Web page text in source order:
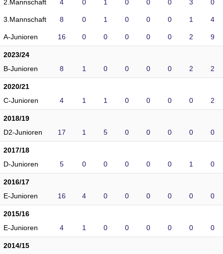
2.Mannschaft
4 0 1 0 0 0 3 0
3.Mannschaft 8 0 1 0 0 0 1 4
A-Junioren 16 0 0 0 0 0 2 9
2023/24
B-Junioren
8 1 0 0 0 0 2 2
2020/21
C-Junioren
4 1 1 0 0 0 0 2
2018/19
D2-Junioren
17 1 5 0 0 0 0 0
2017/18
D-Junioren
5 0 0 0 0 0 1 0
2016/17
E-Junioren
16 4 0 0 0 0 0 0
2015/16
E-Junioren
4 1 0 0 0 0 0 0
2014/15